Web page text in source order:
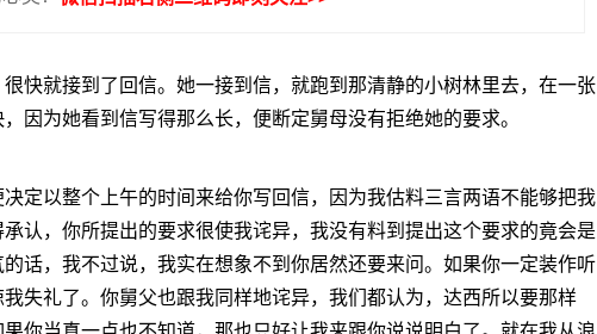
就接到了回信。她一接到信，就跑到那清静的小树林里去，在一张
因为她看到信写得那么长，便断定舅母没有拒绝她的要求。
以整个上午的时间来给你写回信，因为我估料三言两语不能够把我
认，你所提出的要求很使我诧异，我没有料到提出这个要求的竟会是
话，我不过说，我实在想象不到你居然还要来问。如果你一定装作听
失礼了。你舅父也跟我同样地诧异，我们都认为，达西所以要那样